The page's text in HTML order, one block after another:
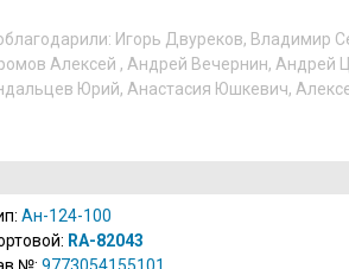
Игорь Двуреков, Владимир
Алексей , Андрей Вечернин, Андрей
Юрий, Анастасия Юшкевич,
Ан-124-100
RA-82043